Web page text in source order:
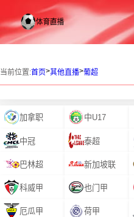
当前位置:首页>其他直播>葡超
加拿职 中U17
中冠 泰超
巴林超 新加坡联
科威甲 也门甲
厄瓜甲 荷甲